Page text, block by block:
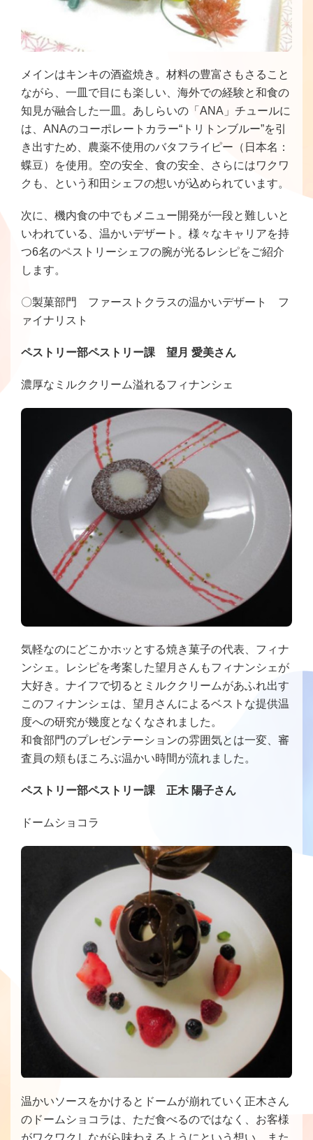
メインはキンキの酒盗焼き。材料の豊富さもさること
ながら、一皿で目にも楽しい、海外での経験と和食の
知見が融合した一皿。あしらいの「ANA」チュールに
は、ANAのコーポレートカラー“トリトンブルー”を引
き出すため、農薬不使用のバタフライピー（日本名：
蝶豆）を使用。空の安全、食の安全、さらにはワクワ
クも、という和田シェフの想いが込められています。
次に、機内食の中でもメニュー開発が一段と難しいと
いわれている、温かいデザート。様々なキャリアを持
つ6名のペストリーシェフの腕が光るレシピをご紹介
します。
〇製菓部門 ファーストクラスの温かいデザート フ
ァイナリスト
ペストリー部ペストリー課 望月 愛美さん
濃厚なミルククリーム溢れるフィナンシェ
気軽なのにどこかホッとする焼き菓子の代表、フィナ
ンシェ。レシピを考案した望月さんもフィナンシェが
大好き。ナイフで切るとミルククリームがあふれ出す
このフィナンシェは、望月さんによるベストな提供温
度への研究が幾度となくなされました。
和食部門のプレゼンテーションの雰囲気とは一変、審
査員の頬もほころぶ温かい時間が流れました。
ペストリー部ペストリー課 正木 陽子さん
ドームショコラ
温かいソースをかけるとドームが崩れていく正木さん
のドームショコラは、ただ食べるのではなく、お客様
がワクワクしながら味わえるようにという想い、また